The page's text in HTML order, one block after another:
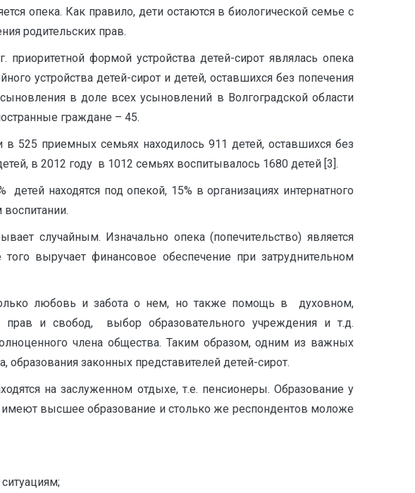
опека. Как правило, дети остаются в биологической семье с
родительских прав.
формой устройства детей-сирот являлась опека
устройства детей-сирот и детей, оставшихся без попечения
в доле всех усыновлений в Волгоградской области
граждане – 45.
525 приемных семьях находилось 911 детей, оставшихся без
в 2012 году в 1012 семьях воспитывалось 1680 детей [3].
находятся под опекой, 15% в организациях интернатного
случайным. Изначально опека (попечительство) является
выручает финансовое обеспечение при затруднительном
любовь и забота о нем, но также помощь в духовном,
и свобод, выбор образовательного учреждения и т.д.
члена общества. Таким образом, одним из важных
законных представителей детей-сирот.
на заслуженном отдыхе, т.е. пенсионеры. Образование у
высшее образование и столько же респондентов моложе